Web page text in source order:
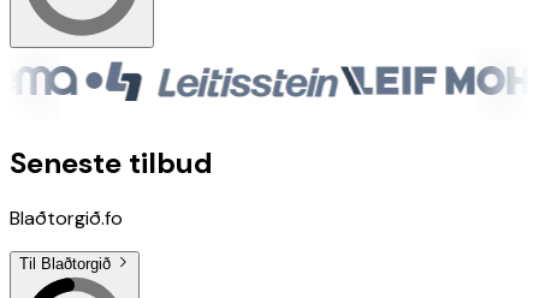
Seneste tilbud
Blaðtorgið.fo
Til Blaðtorgið